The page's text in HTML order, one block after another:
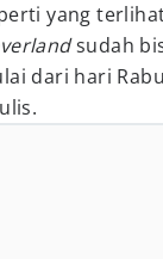
yang
sudah
dari hari